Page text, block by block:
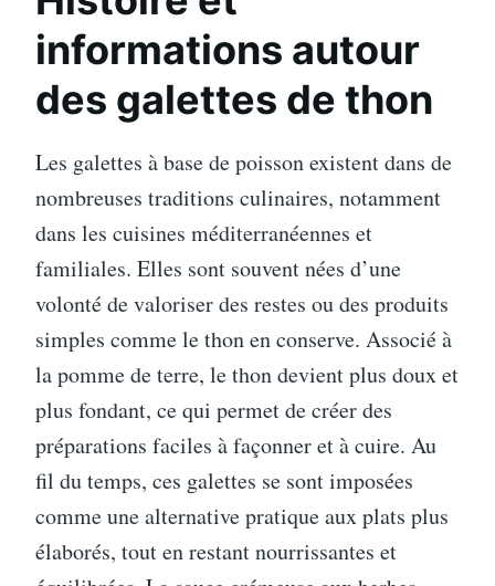
informations autour
des galettes de thon
Les galettes à base de poisson existent dans de
nombreuses traditions culinaires, notamment
dans les cuisines méditerranéennes et
familiales. Elles sont souvent nées d’une
volonté de valoriser des restes ou des produits
simples comme le thon en conserve. Associé à
la pomme de terre, le thon devient plus doux et
plus fondant, ce qui permet de créer des
préparations faciles à façonner et à cuire. Au
fil du temps, ces galettes se sont imposées
comme une alternative pratique aux plats plus
élaborés, tout en restant nourrissantes et